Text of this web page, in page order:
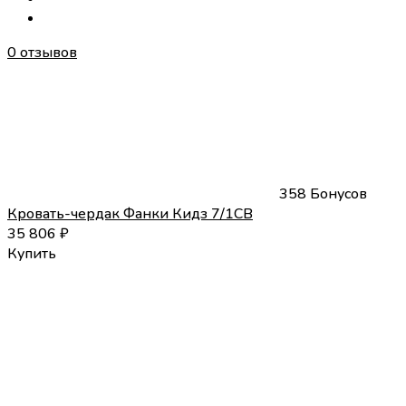
0 отзывов
358 Бонусов
Кровать-чердак Фанки Кидз 7/1СВ
35 806 ₽
Купить